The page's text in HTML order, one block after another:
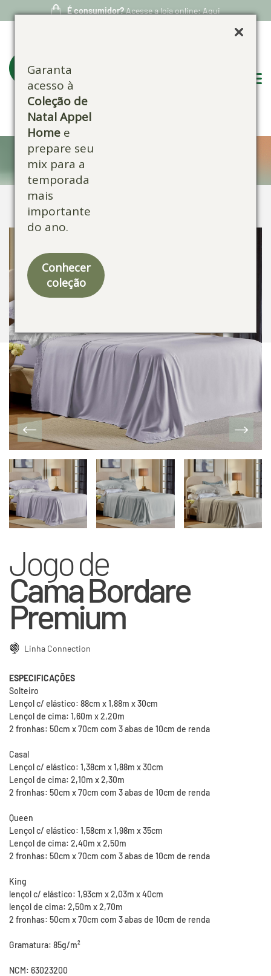
Garanta
acesso à
Coleção de
Natal Appel
Home e
prepare seu
mix para a
temporada
mais
importante
do ano.
Conhecer
coleção
É consumidor?Acesse a loja online: Aqui
Confira nossos produtos:
Jogo de
Cama Bordare
Premium
Linha Connection
ESPECIFICAÇÕES
Solteiro
Lençol c/ elástico: 88cm x 1,88m x 30cm
Lençol de cima: 1,60m x 2,20m
2 fronhas: 50cm x 70cm com 3 abas de 10cm de renda
Casal
Lençol c/ elástico: 1,38cm x 1,88m x 30cm
Lençol de cima: 2,10m x 2,30m
2 fronhas: 50cm x 70cm com 3 abas de 10cm de renda
Queen
Lençol c/ elástico: 1,58cm x 1,98m x 35cm
Lençol de cima: 2,40m x 2,50m
2 fronhas: 50cm x 70cm com 3 abas de 10cm de renda
King
lençol c/ elástico: 1,93cm x 2,03m x 40cm
lençol de cima: 2,50m x 2,70m
2 fronhas: 50cm x 70cm com 3 abas de 10cm de renda
Gramatura: 85g/m²
NCM: 63023200